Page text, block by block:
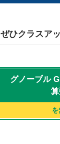
ぜひクラスア
グノーブル
を